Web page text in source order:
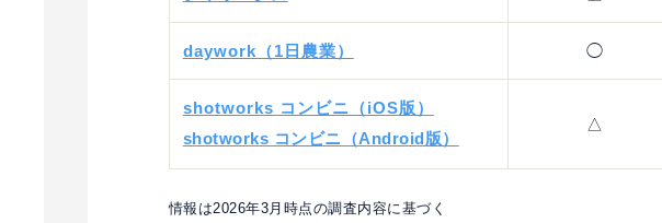
daywork（1日農業） ◯
shotworks コンビニ（iOS版）
shotworks コンビニ（Android版）
△
情報は2026年3月時点の調査内容に基づく